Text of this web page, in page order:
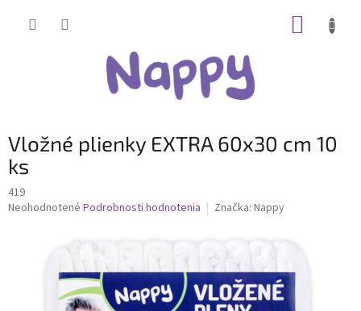
Vložné plienky EXTRA 60x30 cm 10
ks
419
Priemerné
Neohodnotené Podrobnosti hodnotenia Značka: Nappy